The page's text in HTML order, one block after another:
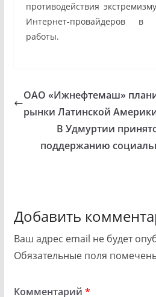
противодействия
Интернет-провайдеров в
работы.
ОАО «Ижнефтемаш»
рынки Латинской
В Удмуртии
поддержанию
Добавить
Ваш адрес email не будет
Обязательные поля
Комментарий *